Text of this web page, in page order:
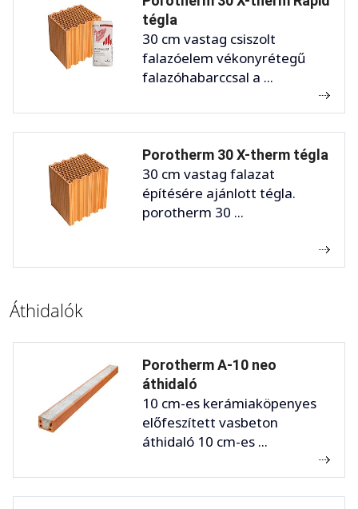
tégla
30 cm vastag csiszolt
falazóelem vékonyrétegű
falazóhabarccsal a ...
Porotherm 30 X-therm tégla
30 cm vastag falazat
építésére ajánlott tégla.
porotherm 30 ...
Áthidalók
Porotherm A-10 neo
áthidaló
10 cm-es kerámiaköpenyes
előfeszített vasbeton
áthidaló 10 cm-es ...